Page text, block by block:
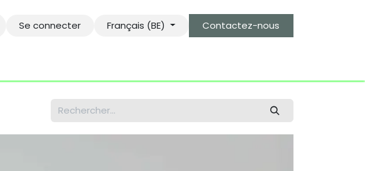
Se connecter Français (BE) Contactez-nous